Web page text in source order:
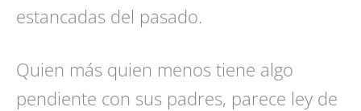
estancadas del pasado.
Quien más quien menos tiene algo
pendiente con sus padres, parece ley de